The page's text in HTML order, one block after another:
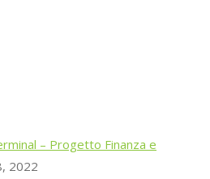
– Progetto Finanza e
2022